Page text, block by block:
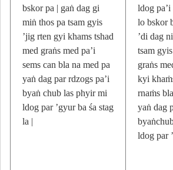
bskor pa | gaṅ dag gi
miṅ thos pa tsam gyis
’jig rten gyi khams tshad
med graṅs med pa’i
sems can bla na med pa
yaṅ dag par rdzogs pa’i
byaṅ chub las phyir mi
ldog par ’gyur ba śa stag
la |
ldog
lo bskor
’di dag
tsam
graṅs
kyi
rnaṁs
yaṅ dag
ldog par